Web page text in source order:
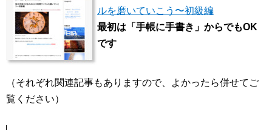
ルを磨いていこう〜初級編
最初は「手帳に手書き」からでもOK
です
（それぞれ関連記事もありますので、よかったら併せてご
覧ください）